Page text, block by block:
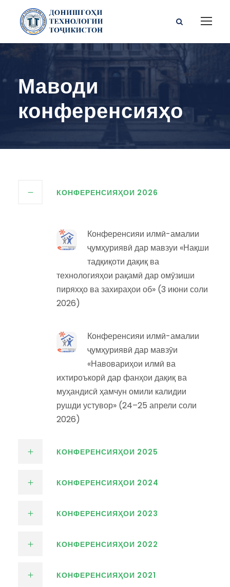
Маводи
конференсияҳо
КОНФЕРЕНСИЯҲОИ 2026
Конференсияи илмӣ-амалии
ҷумҳуриявӣ дар мавзуи «Нақши
тадқиқоти дақиқ ва
технологияҳои рақамӣ дар омӯзиши
пиряхҳо ва захираҳои об» (3 июни соли
2026)
Конференсияи илмӣ-амалии
ҷумҳуриявӣ дар мавзӯи
«Навовариҳои илмӣ ва
ихтироъкорӣ дар фанҳои дақиқ ва
муҳандисӣ ҳамчун омили калидии
рушди устувор» (24–25 апрели соли
2026)
КОНФЕРЕНСИЯҲОИ 2025
КОНФЕРЕНСИЯҲОИ 2024
КОНФЕРЕНСИЯҲОИ 2023
КОНФЕРЕНСИЯҲОИ 2022
КОНФЕРЕНСИЯҲОИ 2021